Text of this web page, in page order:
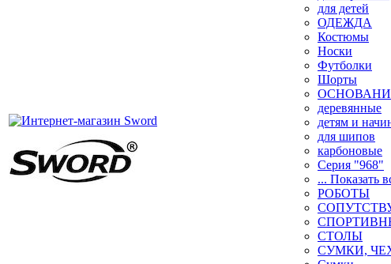
для детей
ОДЕЖДА
Костюмы
Носки
Футболки
Шорты
деревянные
детям и
для шипов
карбоновые
Серия "968"
... Показать
РОБОТЫ
СТОЛЫ
СУМКИ,